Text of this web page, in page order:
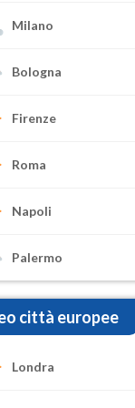
Milano
Bologna
Firenze
Roma
Napoli
Palermo
città europee
Londra